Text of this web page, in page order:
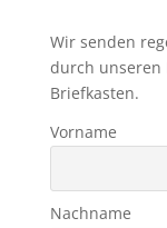
Wir senden
durch unseren
Briefkasten.
Vorname
Nachname